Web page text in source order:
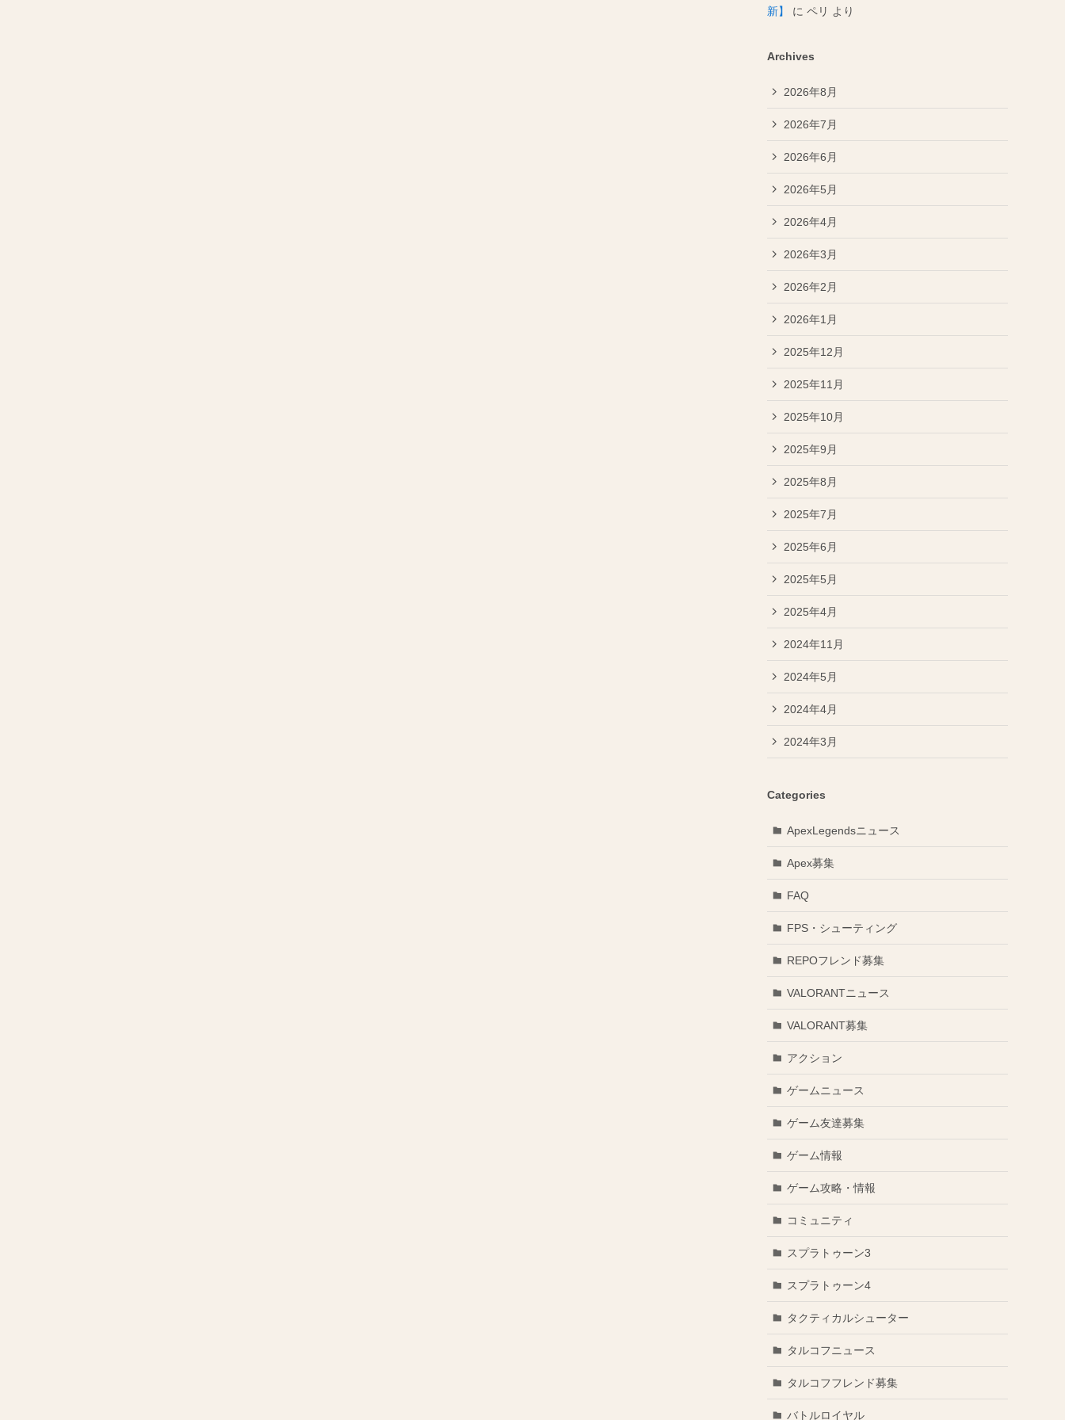
新】 に ペリ より
Archives
2026年8月
2026年7月
2026年6月
2026年5月
2026年4月
2026年3月
2026年2月
2026年1月
2025年12月
2025年11月
2025年10月
2025年9月
2025年8月
2025年7月
2025年6月
2025年5月
2025年4月
2024年11月
2024年5月
2024年4月
2024年3月
Categories
ApexLegendsニュース
Apex募集
FAQ
FPS・シューティング
REPOフレンド募集
VALORANTニュース
VALORANT募集
アクション
ゲームニュース
ゲーム友達募集
ゲーム情報
ゲーム攻略・情報
コミュニティ
スプラトゥーン3
スプラトゥーン4
タクティカルシューター
タルコフニュース
タルコフフレンド募集
バトルロイヤル